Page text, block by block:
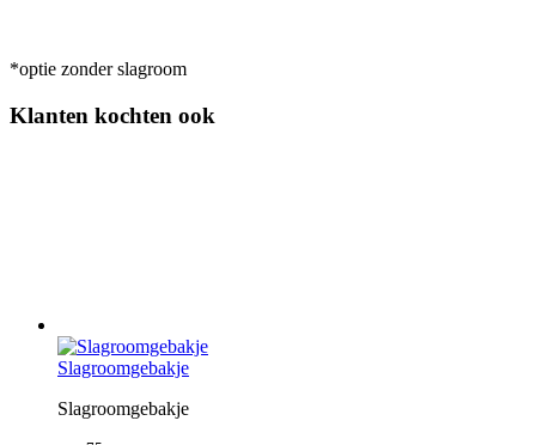
*optie zonder slagroom
Klanten kochten ook
Slagroomgebakje
Slagroomgebakje